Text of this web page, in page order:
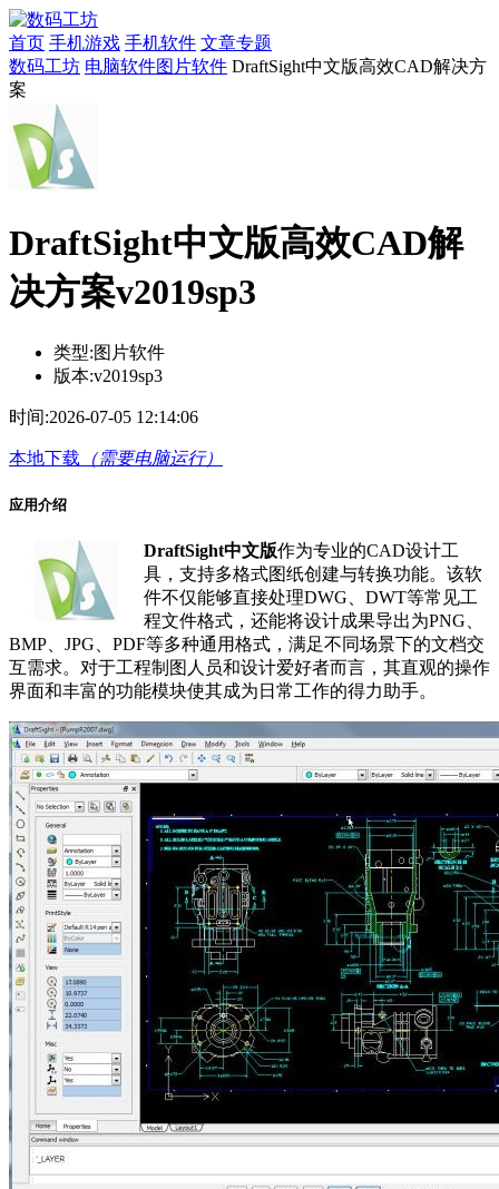
首页 手机游戏 手机软件 文章专题
数码工坊 电脑软件图片软件 DraftSight中文版高效CAD解决方
案
DraftSight中文版高效CAD解
决方案v2019sp3
类型:图片软件
版本:v2019sp3
时间:2026-07-05 12:14:06
本地下载 （需要电脑运行）
应用介绍
DraftSight中文版作为专业的CAD设计工
具，支持多格式图纸创建与转换功能。该软
件不仅能够直接处理DWG、DWT等常见工
程文件格式，还能将设计成果导出为PNG、
BMP、JPG、PDF等多种通用格式，满足不同场景下的文档交
互需求。对于工程制图人员和设计爱好者而言，其直观的操作
界面和丰富的功能模块使其成为日常工作的得力助手。